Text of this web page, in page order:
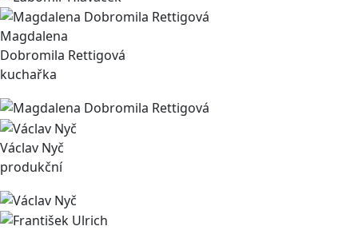
Magdalena
Dobromila Rettigová
kuchařka
Václav Nyč
produkční